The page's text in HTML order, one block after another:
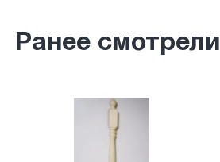
Ранее смотрели